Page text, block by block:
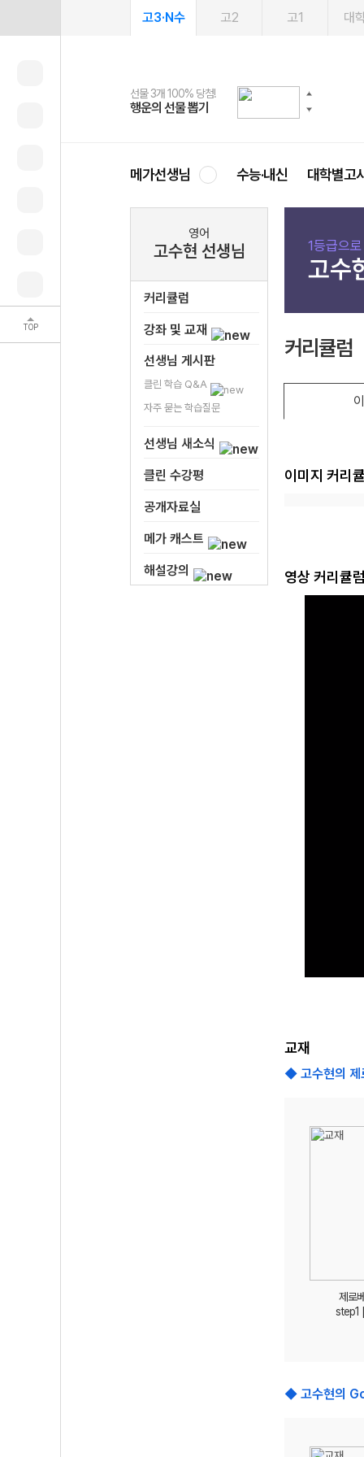
TOP
고3·N수 고2 고1 대
선물 3개 100% 당첨!
행운의 선물 뽑기
선물 100% 증정!
메가스터디 X 올리브
여름방학 스터디 캐시백
메가런 썸머스쿨
2027 러셀 단과
강사 공개선발
스마트러닝앱
설문 EVENT
메가패스
3일 무료 체험권
메가패스 수강생 무료혜택!
메가클럽 멤버십
사회공헌 캠페인
희망이룸 메가나눔
메가선생님 수능·내신 대학별고
영어
고수현 선생님
커리큘럼
강좌 및 교재
선생님 게시판
클린 학습 Q&A
자주 묻는 학습질문
선생님 새소식
클린 수강평
공개자료실
메가 캐스트
해설강의
1등급으
고수
커리큘럼
이미지 커리
영상 커리큘
교재
◆ 고수현의
제로
step1
◆ 고수현의